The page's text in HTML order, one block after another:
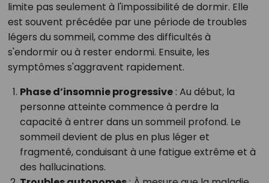
limite pas seulement à l'impossibilité de dormir. Elle
est souvent précédée par une période de troubles
légers du sommeil, comme des difficultés à
s'endormir ou à rester endormi. Ensuite, les
symptômes s'aggravent rapidement.
Phase d’insomnie progressive: Au début, la
personne atteinte commence à perdre la
capacité à entrer dans un sommeil profond. Le
sommeil devient de plus en plus léger et
fragmenté, conduisant à une fatigue extrême et à
des hallucinations.